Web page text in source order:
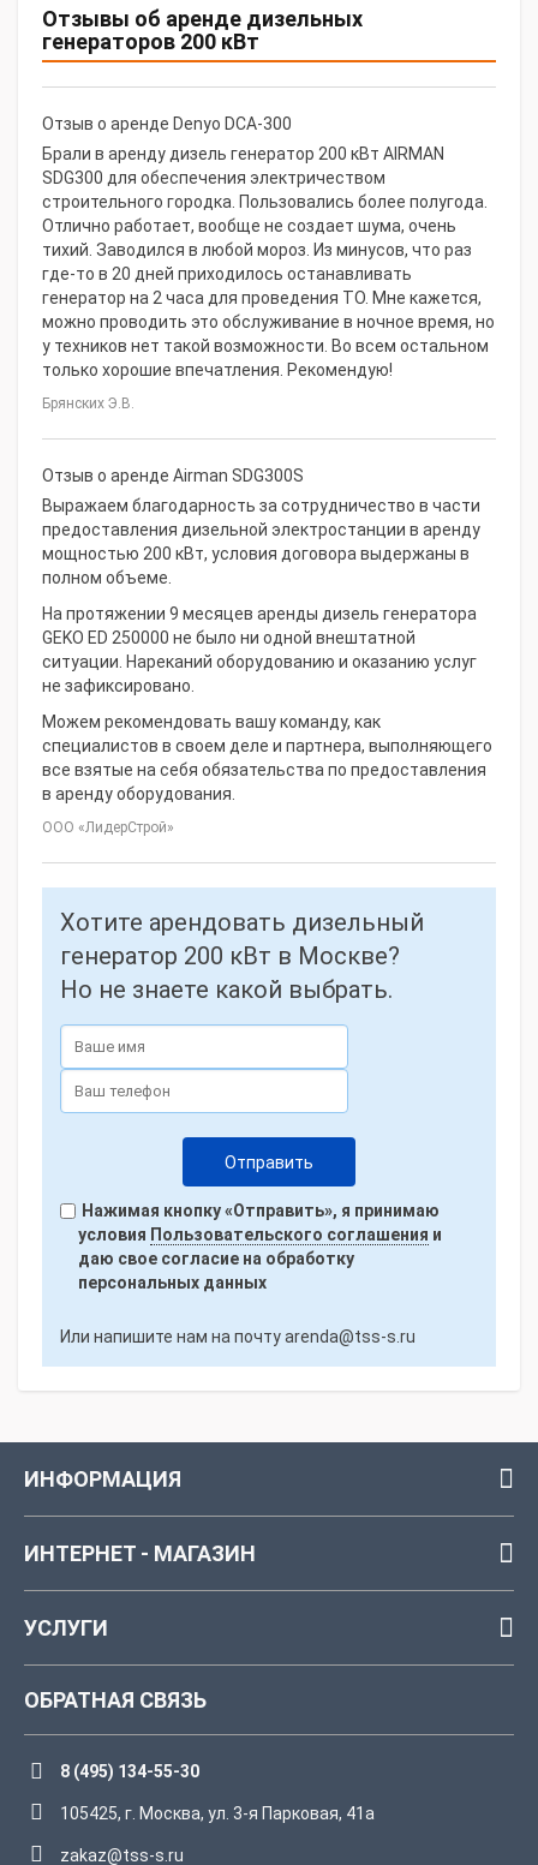
Отзывы об аренде дизельных
генераторов 200 кВт
Отзыв о аренде Denyo DCA-300
Брали в аренду дизель генератор 200 кВт AIRMAN
SDG300 для обеспечения электричеством
строительного городка. Пользовались более полугода.
Отлично работает, вообще не создает шума, очень
тихий. Заводился в любой мороз. Из минусов, что раз
где-то в 20 дней приходилось останавливать
генератор на 2 часа для проведения ТО. Мне кажется,
можно проводить это обслуживание в ночное время, но
у техников нет такой возможности. Во всем остальном
только хорошие впечатления. Рекомендую!
Брянских Э.В.
Отзыв о аренде Airman SDG300S
Выражаем благодарность за сотрудничество в части
предоставления дизельной электростанции в аренду
мощностью 200 кВт, условия договора выдержаны в
полном объеме.
На протяжении 9 месяцев аренды дизель генератора
GEKO ED 250000 не было ни одной внештатной
ситуации. Нареканий оборудованию и оказанию услуг
не зафиксировано.
Можем рекомендовать вашу команду, как
специалистов в своем деле и партнера, выполняющего
все взятые на себя обязательства по предоставления
в аренду оборудования.
ООО «ЛидерСтрой»
Хотите арендовать дизельный
генератор 200 кВт в Москве?
Но не знаете какой выбрать.
Нажимая кнопку «Отправить», я принимаю
условия Пользовательского соглашения и
даю свое согласие на обработку
персональных данных
Или напишите нам на почтуarenda@tss-s.ru
ИНФОРМАЦИЯ
ИНТЕРНЕТ - МАГАЗИН
УСЛУГИ
ОБРАТНАЯ СВЯЗЬ
8 (495) 134-55-30
105425, г. Москва, ул. 3-я Парковая, 41а
zakaz@tss-s.ru